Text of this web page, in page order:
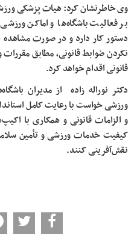
وی خاطرنشان کرد: هیات پزشکی
بر فعالیت باشگاه‌ها و اماکن
دستور کار دارد و در صورت
نکردن ضوابط قانونی، مطابق
قانونی اقدام خواهد کرد.
دکتر نوراله زاده از مدیران
ورزشی خواست با رعایت کامل
و الزامات قانونی و همکاری با
کیفیت خدمات ورزشی و تأمین
نقش‌آفرینی کنند.